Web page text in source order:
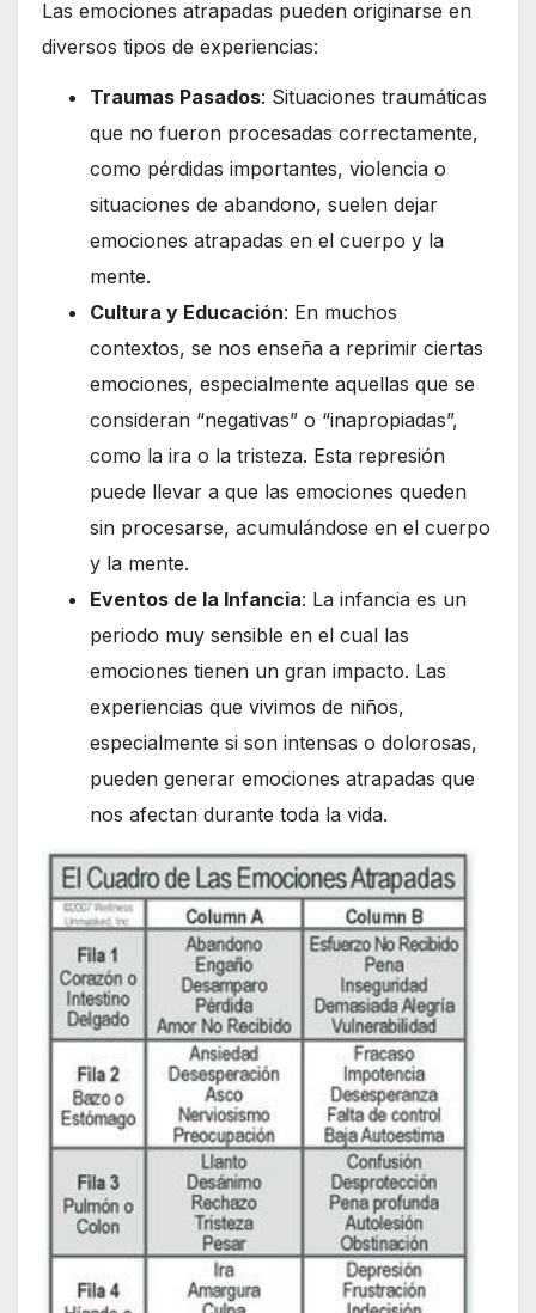
Las emociones atrapadas pueden originarse en
diversos tipos de experiencias:
Traumas Pasados: Situaciones traumáticas
que no fueron procesadas correctamente,
como pérdidas importantes, violencia o
situaciones de abandono, suelen dejar
emociones atrapadas en el cuerpo y la
mente.
Cultura y Educación: En muchos
contextos, se nos enseña a reprimir ciertas
emociones, especialmente aquellas que se
consideran “negativas” o “inapropiadas”,
como la ira o la tristeza. Esta represión
puede llevar a que las emociones queden
sin procesarse, acumulándose en el cuerpo
y la mente.
Eventos de la Infancia: La infancia es un
periodo muy sensible en el cual las
emociones tienen un gran impacto. Las
experiencias que vivimos de niños,
especialmente si son intensas o dolorosas,
pueden generar emociones atrapadas que
nos afectan durante toda la vida.